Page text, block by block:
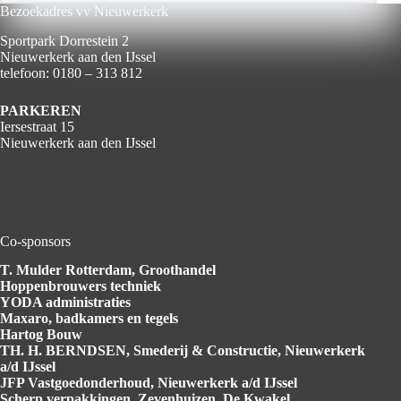
Sportpark Dorrestein 2
Nieuwerkerk aan den IJssel
telefoon: 0180 – 313 812
Iersestraat 15
Nieuwerkerk aan den IJssel
T. Mulder Rotterdam
Hoppenbrouwers
techniek
YODAadministraties
Maxaro, badkamers en tegels
HartogBouw
TH. H. BERNDSEN , Smederij & Constructie, Nieuwerkerk
a/d IJssel
JFP Vastgoedonderhoud, Nieuwerkerk a/d IJssel
Scherp verpakkingen
, Zevenhuizen, De Kwakel